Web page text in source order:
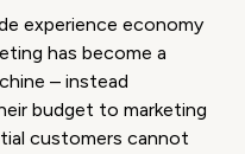
experience economy
has become a
– instead
budget to marketing
customers cannot